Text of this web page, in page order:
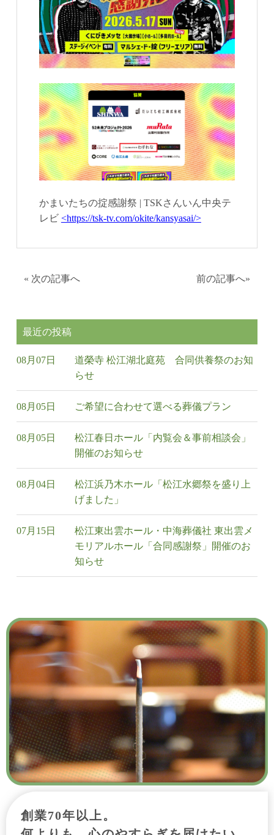
かまいたちの掟感謝祭 | TSKさんいん中央テ
レビ <https://tsk-tv.com/okite/kansyasai/>
前の記事へ»
« 次の記事へ
最近の投稿
08月07日
道榮寺 松江湖北庭苑 合同供養祭のお知
らせ
08月05日 ご希望に合わせて選べる葬儀プラン
08月05日
松江春日ホール「内覧会＆事前相談会」
開催のお知らせ
08月04日
松江浜乃木ホール「松江水郷祭を盛り上
げました」
07月15日
松江東出雲ホール・中海葬儀社 東出雲メ
モリアルホール「合同感謝祭」開催のお
知らせ
創業70年以上。